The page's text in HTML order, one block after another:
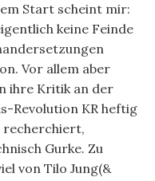
Start scheint mir:
keine Feinde
Vor allem aber
ihre Kritik an der
Revolution KR heftig
recherchiert,
Gurke. Zu
von Tilo Jung(&